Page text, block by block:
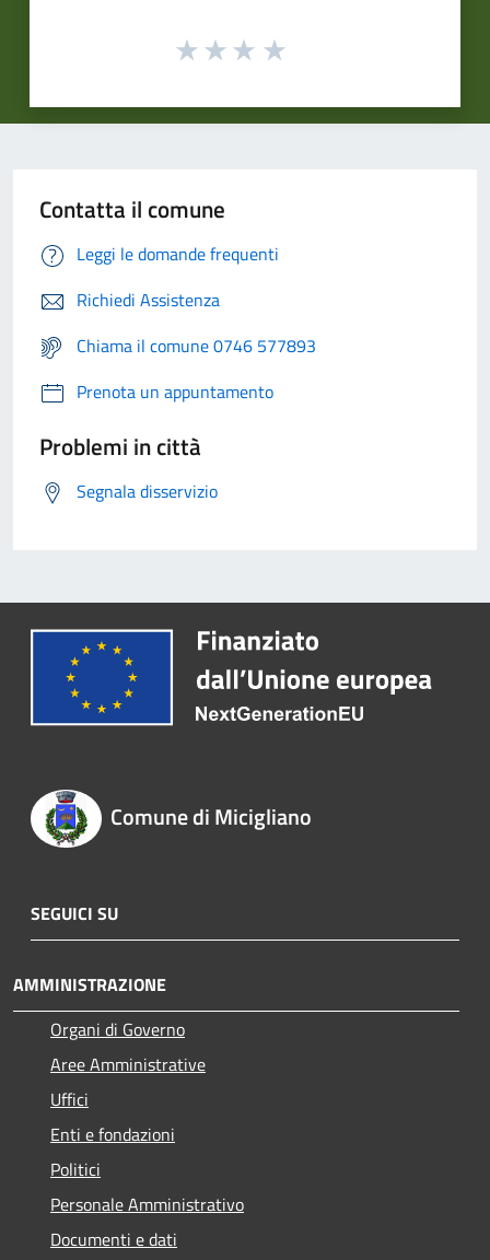
Contatta il comune
Leggi le domande frequenti
Richiedi Assistenza
Chiama il comune 0746 577893
Prenota un appuntamento
Problemi in città
Segnala disservizio
Comune di Micigliano
SEGUICI SU
AMMINISTRAZIONE
Organi di Governo
Aree Amministrative
Uffici
Enti e fondazioni
Politici
Personale Amministrativo
Documenti e dati